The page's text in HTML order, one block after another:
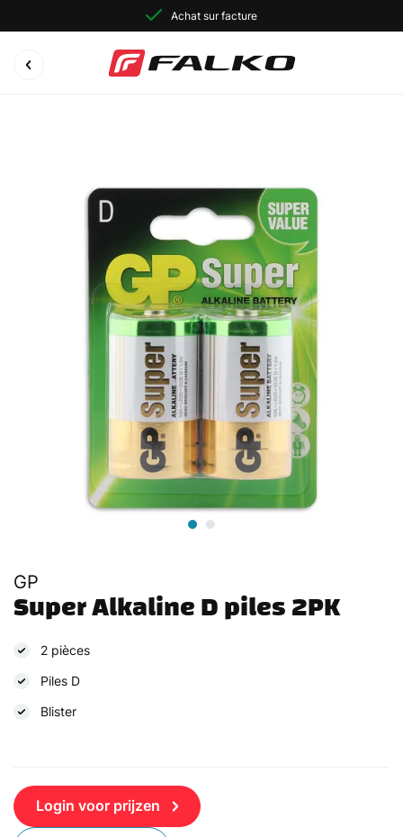
Achat sur facture
GP
Super Alkaline D piles 2PK
2 pièces
Piles D
Blister
Login voor prijzen